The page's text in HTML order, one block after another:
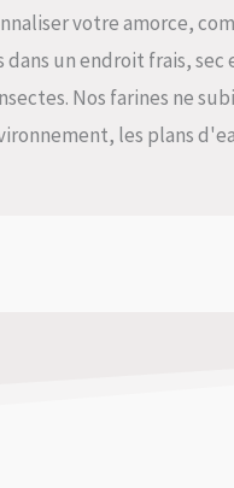
votre amorce,
un endroit frais, sec
Nos farines ne
les plans